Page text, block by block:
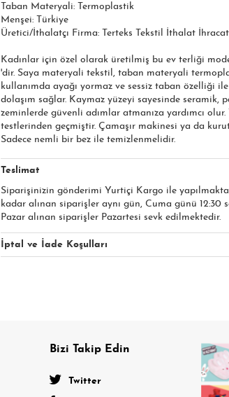
Taban Materyali: Termoplastik
Menşei: Türkiye
Üretici/İthalatçı Firma: Terteks Tekstil İthalat
Kadınlar için özel olarak üretilmiş bu ev terliği
'dir. Saya materyali tekstil, taban materyali
kullanımda ayağı yormaz ve sessiz taban özelliği
dolaşım sağlar. Kaymaz yüzeyi sayesinde seramik,
zeminlerde güvenli adımlar atmanıza yardımcı olur.
testlerinden geçmiştir. Çamaşır makinesi ya da
Sadece nemli bir bez ile temizlenmelidir.
Teslimat
Siparişinizin gönderimi Yurtiçi Kargo ile
kadar alınan siparişler aynı gün, Cuma günü 12:30
Pazar alınan siparişler Pazartesi sevk edilmektedir.
İptal ve İade Koşulları
Bizi Takip Edin
Twitter